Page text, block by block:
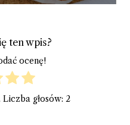
ten wpis?
ocenę!
głosów: 2